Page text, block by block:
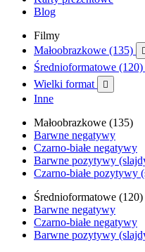
Blog
Filmy
Małoobrazkowe (135)

Średnioformatowe (120)
Wielki format 
Inne
Małoobrazkowe (135)
Barwne negatywy
Czarno-białe negatywy
Barwne pozytywy
Czarno-białe pozytywy
Średnioformatowe (120)
Barwne negatywy
Czarno-białe negatywy
Barwne pozytywy